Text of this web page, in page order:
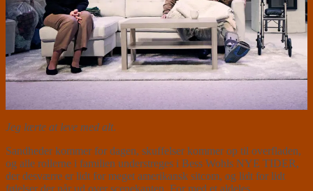
Jeg lærte at leve med alt.
Sandheder kommer for dagen, skuffelser kommer op til overfladen,
og alle rollerne i familien understreges i Bess Wohls NYE TIDER,
der desværre er lidt for meget amerikansk sitcom, og lidt for lidt